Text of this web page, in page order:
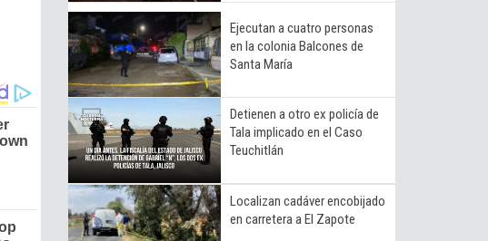
Ejecutan a cuatro personas
en la colonia Balcones de
Santa María
Detienen a otro ex policía de
Tala implicado en el Caso
Teuchitlán
Localizan cadáver encobijado
en carretera a El Zapote